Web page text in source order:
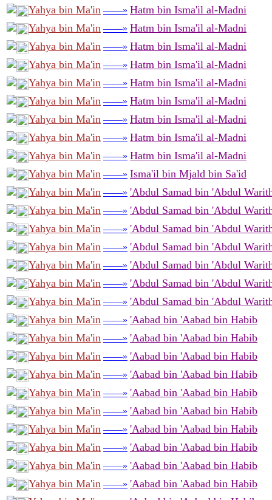
Yahya bin Ma'in ——» Hatm bin Isma'il al-Madni
Yahya bin Ma'in ——» Hatm bin Isma'il al-Madni
Yahya bin Ma'in ——» Hatm bin Isma'il al-Madni
Yahya bin Ma'in ——» Hatm bin Isma'il al-Madni
Yahya bin Ma'in ——» Hatm bin Isma'il al-Madni
Yahya bin Ma'in ——» Hatm bin Isma'il al-Madni
Yahya bin Ma'in ——» Hatm bin Isma'il al-Madni
Yahya bin Ma'in ——» Hatm bin Isma'il al-Madni
Yahya bin Ma'in ——» Hatm bin Isma'il al-Madni
Yahya bin Ma'in ——» Isma'il bin Mjald bin Sa'id
Yahya bin Ma'in ——» 'Abdul Samad bin 'Abdul
Yahya bin Ma'in ——» 'Abdul Samad bin 'Abdul
Yahya bin Ma'in ——» 'Abdul Samad bin 'Abdul
Yahya bin Ma'in ——» 'Abdul Samad bin 'Abdul
Yahya bin Ma'in ——» 'Abdul Samad bin 'Abdul
Yahya bin Ma'in ——» 'Abdul Samad bin 'Abdul
Yahya bin Ma'in ——» 'Abdul Samad bin 'Abdul
Yahya bin Ma'in ——» 'Aabad bin 'Aabad bin Habib
Yahya bin Ma'in ——» 'Aabad bin 'Aabad bin Habib
Yahya bin Ma'in ——» 'Aabad bin 'Aabad bin Habib
Yahya bin Ma'in ——» 'Aabad bin 'Aabad bin Habib
Yahya bin Ma'in ——» 'Aabad bin 'Aabad bin Habib
Yahya bin Ma'in ——» 'Aabad bin 'Aabad bin Habib
Yahya bin Ma'in ——» 'Aabad bin 'Aabad bin Habib
Yahya bin Ma'in ——» 'Aabad bin 'Aabad bin Habib
Yahya bin Ma'in ——» 'Aabad bin 'Aabad bin Habib
Yahya bin Ma'in ——» 'Aabad bin 'Aabad bin Habib